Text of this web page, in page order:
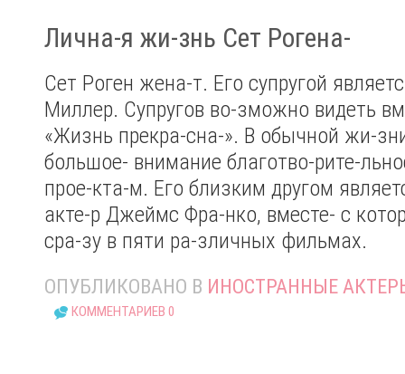
Лична-я жи-знь Сет Рогена-
Сет Роген жена-т. Его супругой
Миллер. Супругов во-зможно видеть
«Жизнь прекра-сна-». В обычной жи-
большое- внимание благотво-рите-
прое-кта-м. Его близким другом
акте-р Джеймс Фра-нко, вместе- с
сра-зу в пяти ра-зличных фильмах.
ОПУБЛИКОВАНО В ИНОСТРАННЫЕ
КОММЕНТАРИЕВ 0